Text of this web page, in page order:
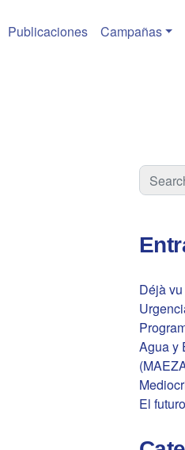
Publicaciones Campañas
Déjà vu
Agua y
El